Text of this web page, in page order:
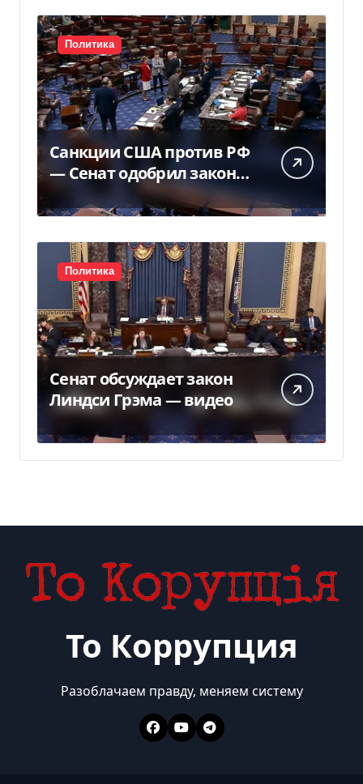
Политика
Санкции США против РФ
— Сенат одобрил закон
Грема — Фокус
Политика
Сенат обсуждает закон
Линдси Грэма — видео
То Коррупция
Разоблачаем правду, меняем систему